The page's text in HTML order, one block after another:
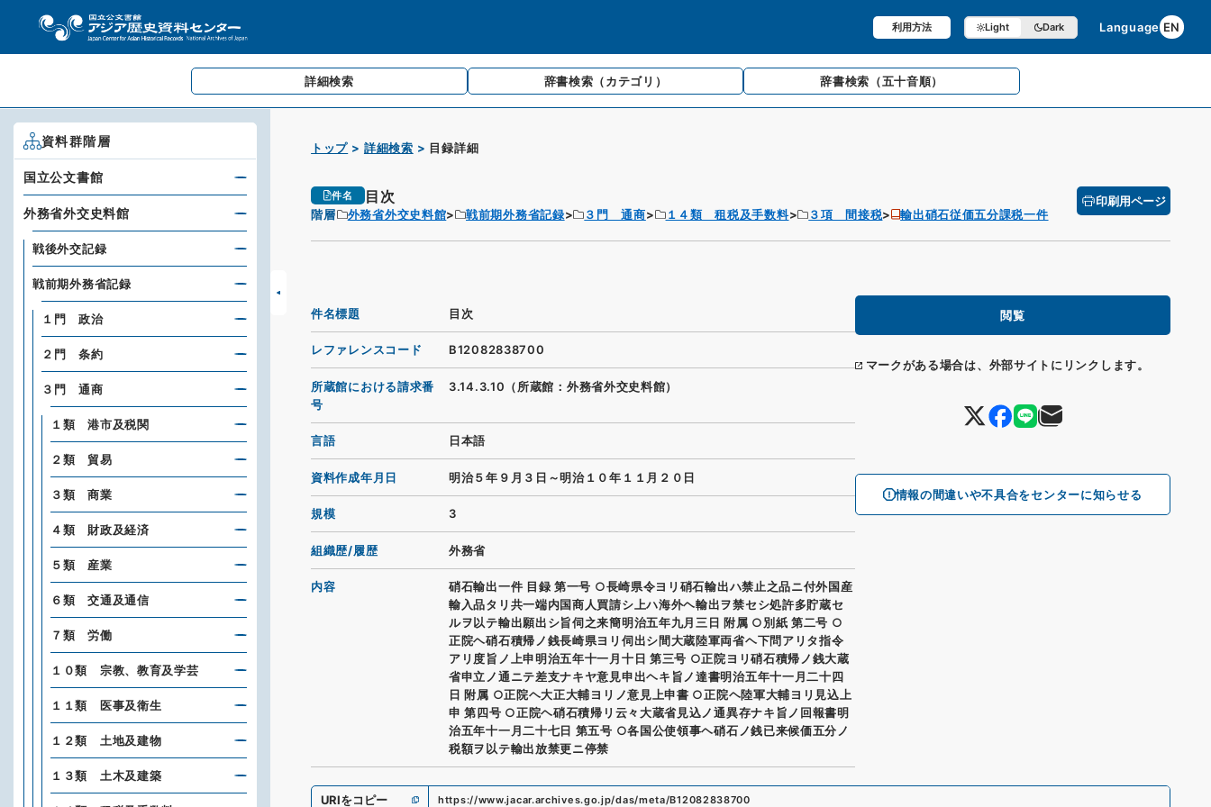
利用方法 Light Dark Language EN
詳細検索 辞書検索 （カテゴリ） 辞書検索 （五十音順）
トップ 詳細検索 目録詳細
件名 目次
階層 外務省外交史料館 戦前期外務省記録 ３門 通商 １４類 租税及手数料 ３項 間接税 輸出硝石従価五分課税一件
印刷用ページ
閲覧
マークがある場合は、外部サイトにリンクします。
情報の間違いや不具合をセンターに知らせる
件名標題 目次
レファレンスコード B12082838700
所蔵館における請求番
号
3.14.3.10（所蔵館：外務省外交史料館）
言語 日本語
資料作成年月日 明治５年９月３日～明治１０年１１月２０日
規模 3
組織歴/履歴 外務省
内容
硝石輸出一件 目録 第一号 ○長崎県令ヨリ硝石輸出ハ禁止之品ニ付外国産
輸入品タリ共一端内国商人買請シ上ハ海外ヘ輸出ヲ禁セシ処許多貯蔵セ
ルヲ以テ輸出願出シ旨伺之来簡明治五年九月三日 附属 ○別紙 第二号 ○
正院ヘ硝石積帰ノ銭長崎県ヨリ伺出シ間大蔵陸軍両省ヘ下問アリタ指令
アリ度旨ノ上申明治五年十一月十日 第三号 ○正院ヨリ硝石積帰ノ銭大蔵
省申立ノ通ニテ差支ナキヤ意見申出ヘキ旨ノ達書明治五年十一月二十四
日 附属 ○正院ヘ大正大輔ヨリノ意見上申書 ○正院ヘ陸軍大輔ヨリ見込上
申 第四号 ○正院ヘ硝石積帰リ云々大蔵省見込ノ通異存ナキ旨ノ回報書明
治五年十一月二十七日 第五号 ○各国公使領事ヘ硝石ノ銭已来候価五分ノ
税額ヲ以テ輸出放禁更ニ停禁
URIをコピー https://www.jacar.archives.go.jp/das/meta/B12082838700
資料群階層
国立公文書館
外務省外交史料館
戦後外交記録
戦前期外務省記録
１門 政治
２門 条約
３門 通商
１類 港市及税関
２類 貿易
３類 商業
４類 財政及経済
５類 産業
６類 交通及通信
７類 労働
１０類 宗教、教育及学芸
１１類 医事及衛生
１２類 土地及建物
１３類 土木及建築